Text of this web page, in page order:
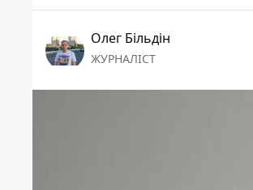
Олег Більдін
ЖУРНАЛІСТ